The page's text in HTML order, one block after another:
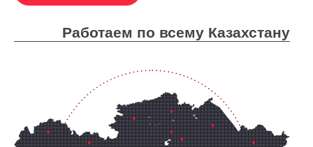
Работаем по всему Казахстану